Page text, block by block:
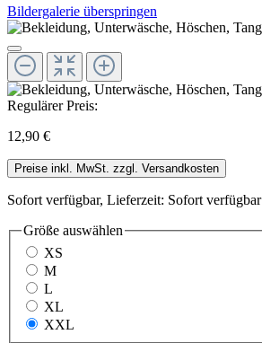
Bildergalerie überspringen
Regulärer Preis:
12,90 €
Preise inkl. MwSt. zzgl. Versandkosten
Sofort verfügbar, Lieferzeit: Sofort verfügbar
Größe auswählen
XS
M
L
XL
XXL